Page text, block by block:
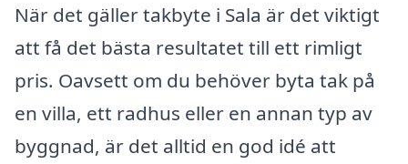
När det gäller takbyte i Sala är det viktigt
att få det bästa resultatet till ett rimligt
pris. Oavsett om du behöver byta tak på
en villa, ett radhus eller en annan typ av
byggnad, är det alltid en god idé att